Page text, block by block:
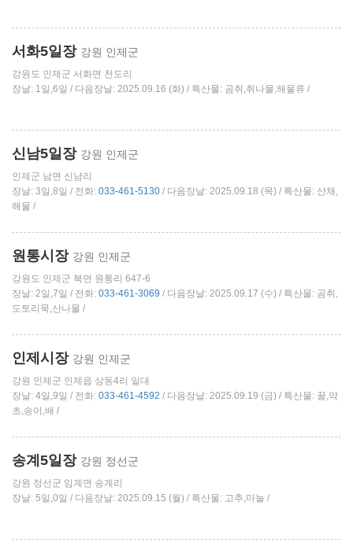
서화5일장 강원 인제군
강원도 인제군 서화면 천도리
장날: 1일,6일 / 다음장날: 2025.09.16 (화) / 특산물: 곰취,취나물,해물류 /
신남5일장 강원 인제군
인제군 남면 신남리
장날: 3일,8일 / 전화: 033-461-5130 / 다음장날: 2025.09.18 (목) / 특산물: 산채,
해물 /
원통시장 강원 인제군
강원도 인제군 북면 원통리 647-6
장날: 2일,7일 / 전화: 033-461-3069 / 다음장날: 2025.09.17 (수) / 특산물: 곰취,
도토리묵,산나물 /
인제시장 강원 인제군
강원 인제군 인제읍 상동4리 일대
장날: 4일,9일 / 전화: 033-461-4592 / 다음장날: 2025.09.19 (금) / 특산물: 꿀,약
초,송이,배 /
송계5일장 강원 정선군
강원 정선군 임계면 송계리
장날: 5일,0일 / 다음장날: 2025.09.15 (월) / 특산물: 고추,마늘 /